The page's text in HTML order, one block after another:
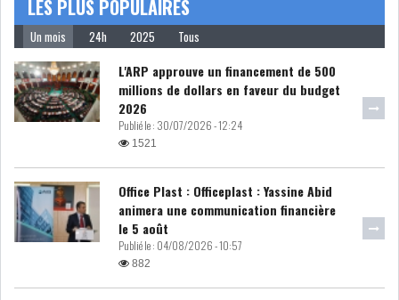
MICHKET SLAMA KHALDI
REMPLACE SIHEM BOUG...
ALGÉRIE MAROC
MAURITANIE
LES PLUS POPULAIRES
Un mois 24h 2025 Tous
L'ARP approuve un financement de 500
millions de dollars en faveur du budget
2026
Publié le : 30/07/2026 - 12:24
1521
Office Plast : Officeplast : Yassine Abid
animera une communication financière
le 5 août
Publié le : 04/08/2026 - 10:57
882